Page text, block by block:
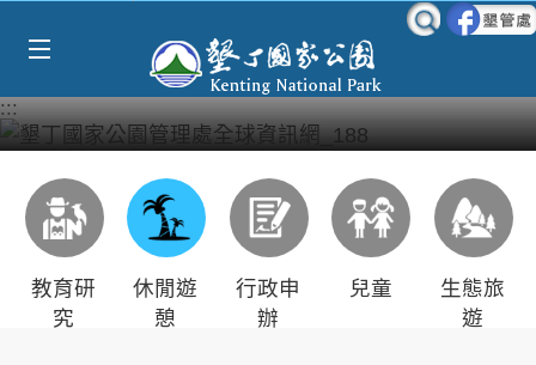
:::
教育研
究
休閒遊
憩
行政申
辦
兒童
生態旅
遊